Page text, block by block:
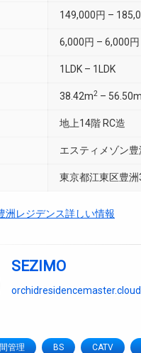
149,000円 –
6,000円 – 6,000円
1LDK – 1LDK
38.42m2 – 56.50m
地上14階 RC造
エスティメゾン
東京都江東区豊
洲レジデンス詳しい情報
SEZIMO
orchidresidencemaster.cloud
管理 BS CATV